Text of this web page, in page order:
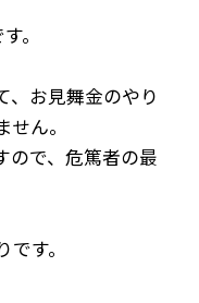
。
、お見舞金のやり
ん。
ので、危篤者の最
す。